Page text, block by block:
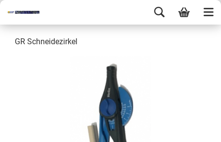
GR Schneidezirkel